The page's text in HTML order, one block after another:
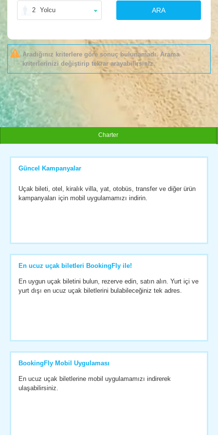
2 Yolcu ARA
Aradığınız kriterlere göre sonuç bulunamadı. Arama
kriterlerinizi değiştirip tekrar arayabilirsiniz.
Charter
Güncel Kampanyalar
Uçak bileti, otel, kiralık villa, yat, otobüs, transfer ve diğer ürün
kampanyaları için mobil uygulamamızı indirin.
En ucuz uçak biletleri BookingFly ile!
En uygun uçak biletini bulun, rezerve edin, satın alın. Yurt içi ve
yurt dışı en ucuz uçak biletlerini bulabileceğiniz tek adres.
BookingFly Mobil Uygulaması
En ucuz uçak biletlerine mobil uygulamamızı indirerek
ulaşabilirsiniz.